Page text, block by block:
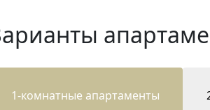
1-комнатные апартаменты